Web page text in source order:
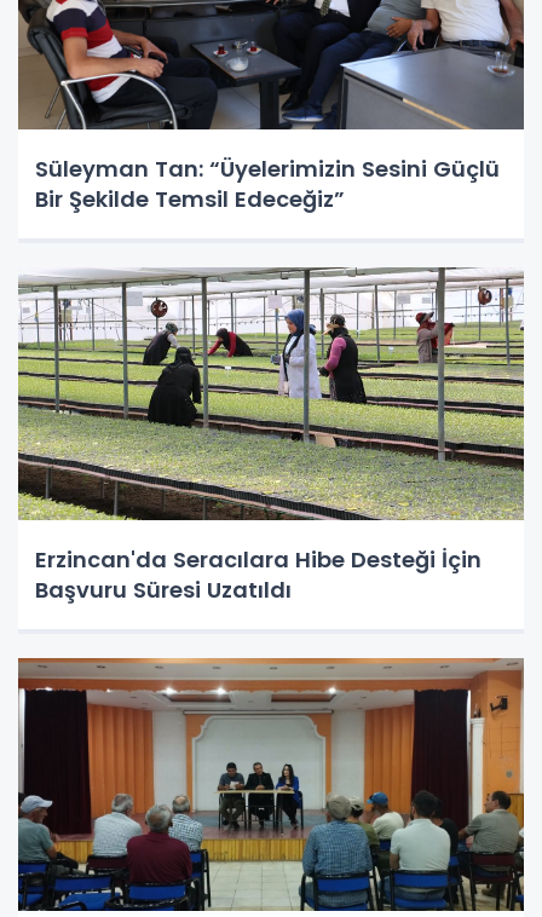
Süleyman Tan: “Üyelerimizin Sesini Güçlü
Bir Şekilde Temsil Edeceğiz”
Erzincan'da Seracılara Hibe Desteği İçin
Başvuru Süresi Uzatıldı